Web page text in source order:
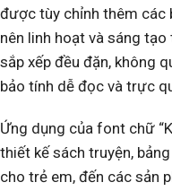
được tùy chỉnh thêm các
nên linh hoạt và sáng
sắp xếp đều đặn, không
bảo tính dễ đọc và trực
Ứng dụng của font chữ
thiết kế sách truyện,
cho trẻ em, đến các sản